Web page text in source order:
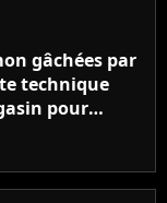
gâchées par
technique
pour